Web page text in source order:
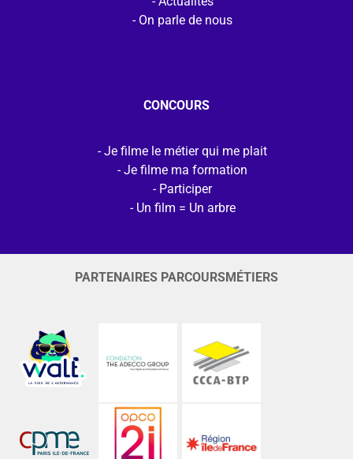
On parle de nous
CONCOURS
Je filme le métier qui me plait
Je filme ma formation
Participer
Un film = Un arbre
PARTENAIRES PARCOURSMÉTIERS